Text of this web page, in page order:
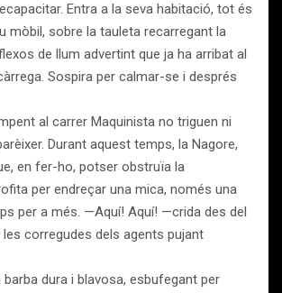
Entra a la seva habitació, tot és
mòbil, sobre la tauleta recarregant la
de llum advertint que ja ha arribat al
Sospira per calmar-se i després
al carrer Maquinista no triguen ni
Durant aquest temps, la Nagore,
en fer-ho, potser obstruïa la
per endreçar una mica, només una
per a més. —Aquí! Aquí! —crida des del
les corregudes dels agents pujant
barba dura i blavosa, esbufegant per